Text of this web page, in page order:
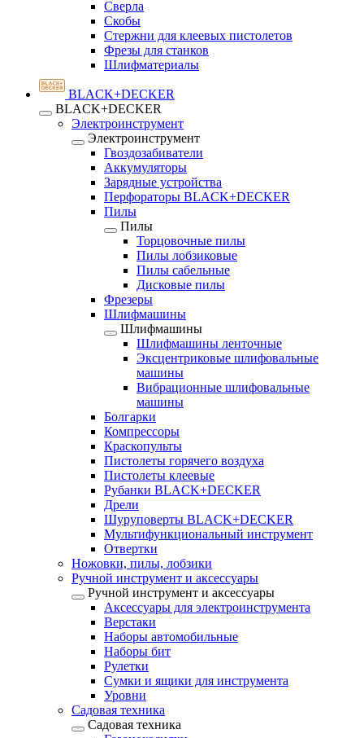
Сверла
Скобы
Стержни для клеевых пистолетов
Фрезы для станков
Шлифматериалы
BLACK+DECKER
BLACK+DECKER
Электроинструмент
Электроинструмент
Гвоздозабиватели
Аккумуляторы
Зарядные устройства
Перфораторы BLACK+DECKER
Пилы
Пилы
Торцовочные пилы
Пилы лобзиковые
Пилы сабельные
Дисковые пилы
Фрезеры
Шлифмашины
Шлифмашины
Шлифмашины ленточные
Эксцентриковые шлифовальные
машины
Вибрационные шлифовальные
машины
Болгарки
Компрессоры
Краскопульты
Пистолеты горячего воздуха
Пистолеты клеевые
Рубанки BLACK+DECKER
Дрели
Шуруповерты BLACK+DECKER
Мультифункциональный инструмент
Отвертки
Ножовки, пилы, лобзики
Ручной инструмент и аксессуары
Ручной инструмент и аксессуары
Аксессуары для электроинструмента
Верстаки
Наборы автомобильные
Наборы бит
Рулетки
Сумки и ящики для инструмента
Уровни
Садовая техника
Садовая техника